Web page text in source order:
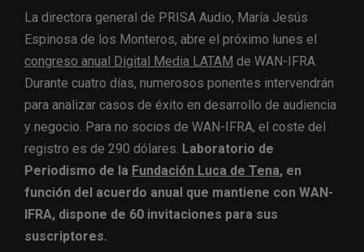
La directora general de PRISA Audio, María Jesús
Espinosa de los Monteros, abre el próximo lunes el
congreso anual Digital Media LATAM de WAN-IFRA.
Durante cuatro días, numerosos ponentes intervendrán
para analizar casos de éxito en desarrollo de audiencia
y negocio. Para no socios de WAN-IFRA, el coste del
registro es de 290 dólares. Laboratorio de
Periodismo de la Fundación Luca de Tena, en
función del acuerdo anual que mantiene con WAN-
IFRA, dispone de 60 invitaciones para sus
suscriptores.